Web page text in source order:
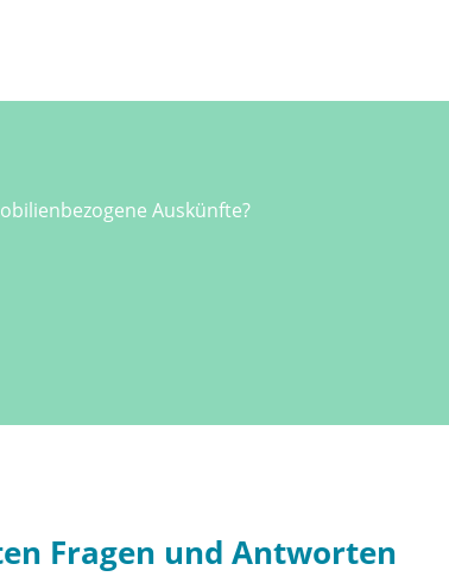
Auskünfte?
Fragen und Antworten